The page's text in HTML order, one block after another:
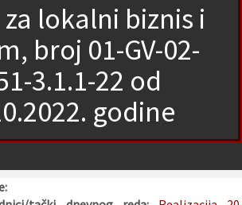
lokalni biznis i
broj 01-GV-02-
3.1.1-22 od
godine